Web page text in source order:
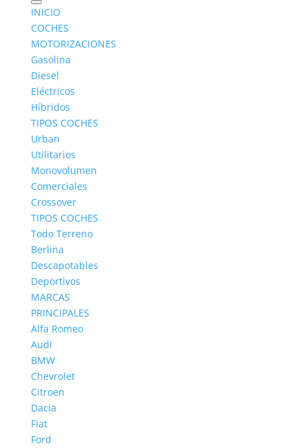
INICIO
COCHES
MOTORIZACIONES
Gasolina
Diesel
Eléctricos
Híbridos
TIPOS COCHES
Urban
Utilitarios
Monovolumen
Comerciales
Crossover
TIPOS COCHES
Todo Terreno
Berlina
Descapotables
Deportivos
MARCAS
PRINCIPALES
Alfa Romeo
Audi
BMW
Chevrolet
Citroen
Dacia
Fiat
Ford